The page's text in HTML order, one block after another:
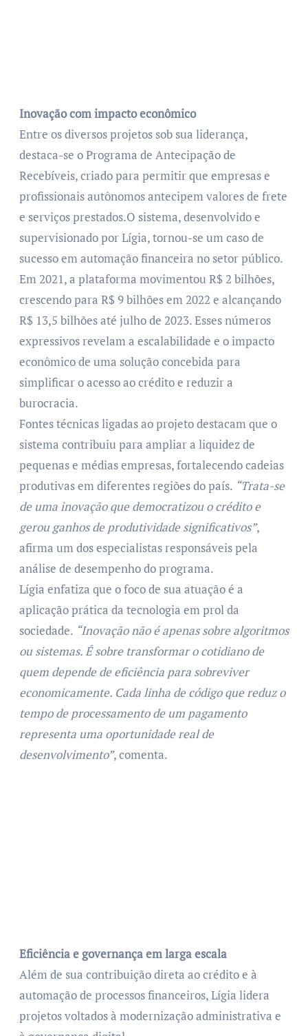
Inovação com impacto econômico
Entre os diversos projetos sob sua liderança,
destaca-se o Programa de Antecipação de
Recebíveis, criado para permitir que empresas e
profissionais autônomos antecipem valores de frete
e serviços prestados.O sistema, desenvolvido e
supervisionado por Lígia, tornou-se um caso de
sucesso em automação financeira no setor público.
Em 2021, a plataforma movimentou R$ 2 bilhões,
crescendo para R$ 9 bilhões em 2022 e alcançando
R$ 13,5 bilhões até julho de 2023. Esses números
expressivos revelam a escalabilidade e o impacto
econômico de uma solução concebida para
simplificar o acesso ao crédito e reduzir a
burocracia.
Fontes técnicas ligadas ao projeto destacam que o
sistema contribuiu para ampliar a liquidez de
pequenas e médias empresas, fortalecendo cadeias
produtivas em diferentes regiões do país. “Trata-se
de uma inovação que democratizou o crédito e
gerou ganhos de produtividade significativos”,
afirma um dos especialistas responsáveis pela
análise de desempenho do programa.
Lígia enfatiza que o foco de sua atuação é a
aplicação prática da tecnologia em prol da
sociedade. “Inovação não é apenas sobre algoritmos
ou sistemas. É sobre transformar o cotidiano de
quem depende de eficiência para sobreviver
economicamente. Cada linha de código que reduz o
tempo de processamento de um pagamento
representa uma oportunidade real de
desenvolvimento”, comenta.
Eficiência e governança em larga escala
Além de sua contribuição direta ao crédito e à
automação de processos financeiros, Lígia lidera
projetos voltados à modernização administrativa e